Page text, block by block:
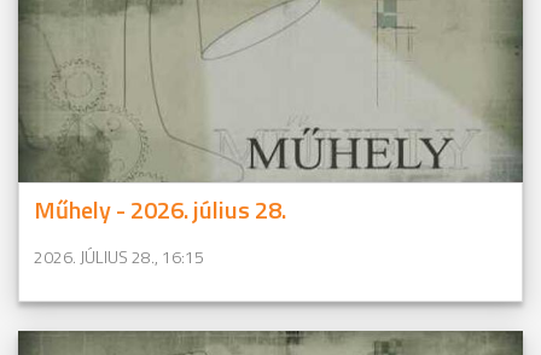
Műhely - 2026. július 28.
2026. JÚLIUS 28., 16:15